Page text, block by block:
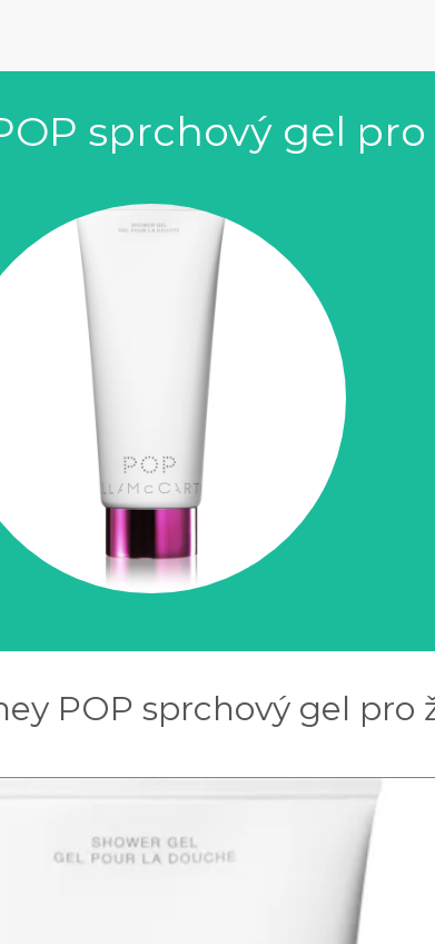
sprchový gel
POP sprchový gel pro